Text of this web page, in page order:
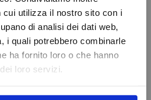
cui utilizza il nostro sito con i
di analisi dei dati web,
i quali potrebbero combinarle
ha fornito loro o che hanno
loro servizi.
HOMEPAGE
veicoli non riuscito